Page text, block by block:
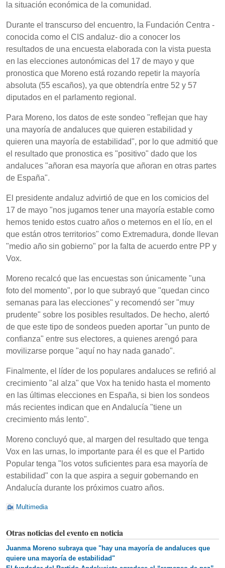
la situación económica de la comunidad.
Durante el transcurso del encuentro, la Fundación Centra -
conocida como el CIS andaluz- dio a conocer los
resultados de una encuesta elaborada con la vista puesta
en las elecciones autonómicas del 17 de mayo y que
pronostica que Moreno está rozando repetir la mayoría
absoluta (55 escaños), ya que obtendría entre 52 y 57
diputados en el parlamento regional.
Para Moreno, los datos de este sondeo "reflejan que hay
una mayoría de andaluces que quieren estabilidad y
quieren una mayoría de estabilidad", por lo que admitió que
el resultado que pronostica es "positivo" dado que los
andaluces "añoran esa mayoría que añoran en otras partes
de España".
El presidente andaluz advirtió de que en los comicios del
17 de mayo "nos jugamos tener una mayoría estable como
hemos tenido estos cuatro años o meternos en el lío, en el
que están otros territorios" como Extremadura, donde llevan
"medio año sin gobierno" por la falta de acuerdo entre PP y
Vox.
Moreno recalcó que las encuestas son únicamente "una
foto del momento", por lo que subrayó que "quedan cinco
semanas para las elecciones" y recomendó ser "muy
prudente" sobre los posibles resultados. De hecho, alertó
de que este tipo de sondeos pueden aportar "un punto de
confianza" entre sus electores, a quienes arengó para
movilizarse porque "aquí no hay nada ganado".
Finalmente, el líder de los populares andaluces se refirió al
crecimiento "al alza" que Vox ha tenido hasta el momento
en las últimas elecciones en España, si bien los sondeos
más recientes indican que en Andalucía "tiene un
crecimiento más lento".
Moreno concluyó que, al margen del resultado que tenga
Vox en las urnas, lo importante para él es que el Partido
Popular tenga "los votos suficientes para esa mayoría de
estabilidad" con la que aspira a seguir gobernando en
Andalucía durante los próximos cuatro años.
Multimedia
Otras noticias del evento en noticia
Juanma Moreno subraya que "hay una mayoría de andaluces que
quiere una mayoría de estabilidad"